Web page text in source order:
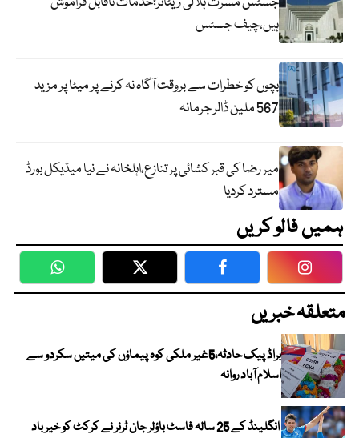
ہیں،چیف جسٹس
بچوں کو خطرات سے بروقت آگاہ نہ کرنے پر میٹا پر مزید
567 ملین ڈالر جرمانہ
میر رضا کی قبر کشائی پر تنازع،اہلخانہ نے نیا میڈیکل بورڈ
مسترد کردیا
ہمیں فالو کریں
WhatsApp Twitter Facebook
متعلقہ خبریں
براڈ پیک حادثہ،5غیر ملکی کوہ پیماؤں کی میتیں سکردو سے
اسلام آباد روانہ
انگلینڈ کے 25 سالہ فاسٹ باؤلر جان ٹرنر نے کرکٹ کو خیر باد